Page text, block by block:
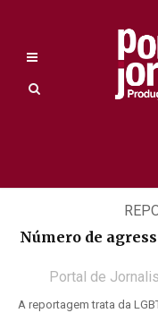
Número de
Portal de
A reportagem trata da